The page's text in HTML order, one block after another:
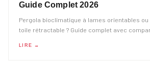
Guide Complet 2026
Pergola bioclimatique à lames orientables
toile rétractable ? Guide complet avec
LIRE →